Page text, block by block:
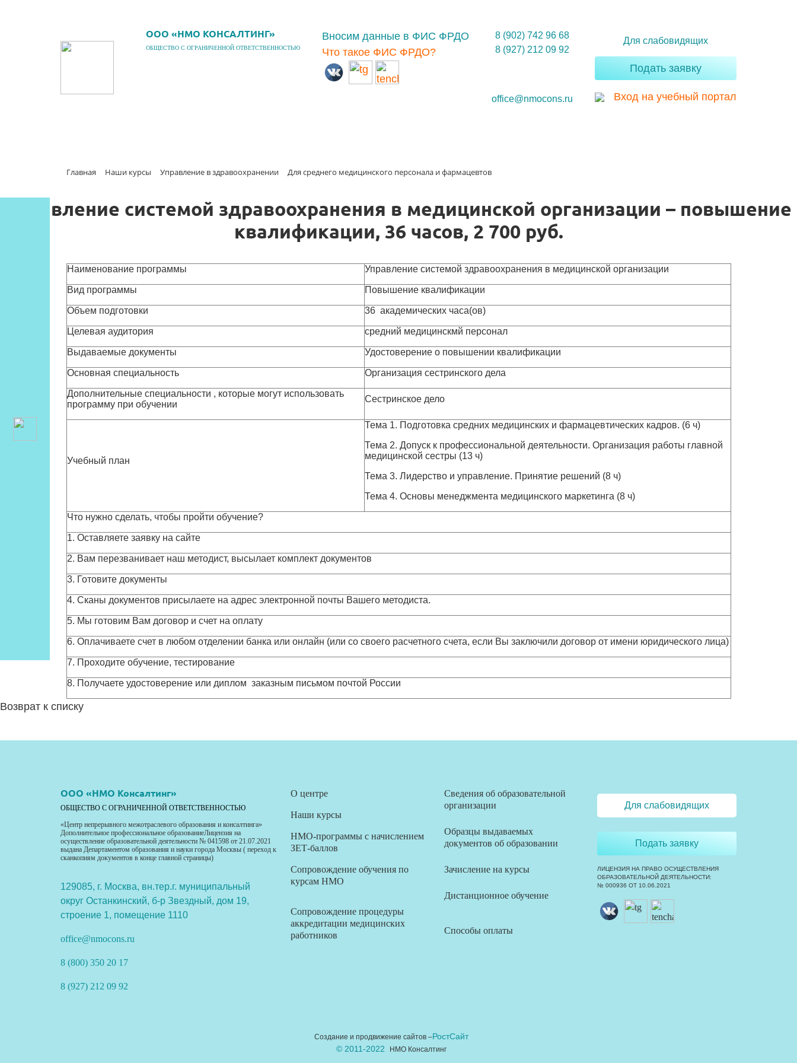
ООО «НМО КОНСАЛТИНГ»
ОБЩЕСТВО С ОГРАНИЧЕННОЙ ОТВЕТСТВЕННОСТЬЮ
Вносим данные в ФИС ФРДО
Что такое ФИС ФРДО?
8 (902) 742 96 68
8 (927) 212 09 92
office@nmocons.ru
Для слабовидящих
Подать заявку
Вход на учебный портал
Главная Наши курсы Управление в здравоохранении Для среднего медицинского персонала и фармацевтов
Управление системой здравоохранения в медицинской организации – повышение
квалификации, 36 часов, 2 700 руб.
Наименование программы Управление системой здравоохранения в медицинской организации
Вид программы Повышение квалификации
Объем подготовки 36 академических часа(ов)
Целевая аудитория средний медицинскмй персонал
Выдаваемые документы Удостоверение о повышении квалификации
Основная специальность Организация сестринского дела
Дополнительные специальности , которые могут использовать
программу при обучении
Сестринское дело
Учебный план
Тема 1. Подготовка средних медицинских и фармацевтических кадров. (6 ч)
Тема 2. Допуск к профессиональной деятельности. Организация работы главной
медицинской сестры (13 ч)
Тема 3. Лидерство и управление. Принятие решений (8 ч)
Тема 4. Основы менеджмента медицинского маркетинга (8 ч)
Что нужно сделать, чтобы пройти обучение?
1. Оставляете заявку на сайте
2. Вам перезванивает наш методист, высылает комплект документов
3. Готовите документы
4. Сканы документов присылаете на адрес электронной почты Вашего методиста.
5. Мы готовим Вам договор и счет на оплату
6. Оплачиваете счет в любом отделении банка или онлайн (или со своего расчетного счета, если Вы заключили договор от имени юридического лица)
7. Проходите обучение, тестирование
8. Получаете удостоверение или диплом заказным письмом почтой России
Возврат к списку
ООО «НМО Консалтинг»
ОБЩЕСТВО С ОГРАНИЧЕННОЙ ОТВЕТСТВЕННОСТЬЮ
«Центр непрерывного межотраслевого образования и консалтинга»
Дополнительное профессиональное образованиеЛицензия на
осуществление образовательной деятельности № 041598 от 21.07.2021
выдана Департаментом образования и науки города Москвы ( переход к
сканкопиям документов в конце главной страницы)
129085, г. Москва, вн.тер.г. муниципальный
округ Останкинский, б-р Звездный, дом 19,
строение 1, помещение 1110
office@nmocons.ru
8 (800) 350 20 17
8 (927) 212 09 92
О центре
Наши курсы
НМО-программы с начислением
ЗЕТ-баллов
Сопровождение обучения по
курсам НМО
Сопровождение процедуры
аккредитации медицинских
работников
Сведения об образовательной
организации
Образцы выдаваемых
документов об образовании
Зачисление на курсы
Дистанционное обучение
Способы оплаты
Для слабовидящих
Подать заявку
ЛИЦЕНЗИЯ НА ПРАВО ОСУЩЕСТВЛЕНИЯ
ОБРАЗОВАТЕЛЬНОЙ ДЕЯТЕЛЬНОСТИ:
№ 000936 ОТ 10.06.2021
Создание и продвижение сайтов –РостСайт
© 2011-2022
НМО Консалтинг